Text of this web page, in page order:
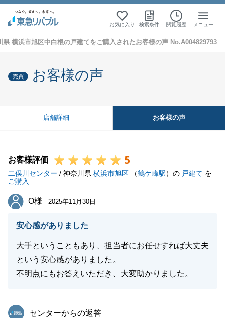
お気に入り 検索条件 閲覧履歴 メニュー
県 横浜市旭区中白根の戸建てをご購入されたお客様の声 No.A004829793
売買 お客様の声
店舗詳細 お客様の声
お客様評価 5
二俣川センター / 神奈川県 横浜市旭区 （鶴ケ峰駅）の 戸建て を
ご購入
O様
O様 2025年11月30日
安心感がありました
大手ということもあり、担当者にお任せすれば大丈夫
という安心感がありました。
不明点にもお答えいただき、大変助かりました。
東急リバブル
センターからの返答